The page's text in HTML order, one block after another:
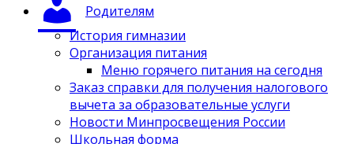
Родителям
История гимназии
Организация питания
Меню горячего питания на сегодня
Заказ справки для получения налогового
вычета за образовательные услуги
Новости Минпросвещения России
Школьная форма